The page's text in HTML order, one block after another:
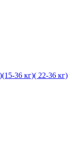
36 кг)( 22-36 кг)